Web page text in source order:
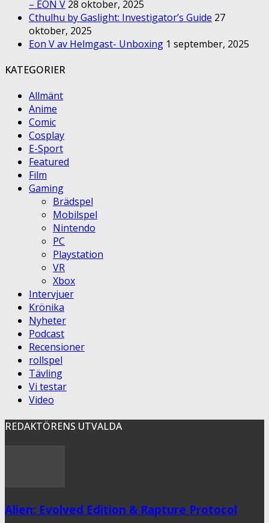
– EON V 28 oktober, 2025
Cthulhu by Gaslight: Investigator’s Guide 27
oktober, 2025
Eon V av Helmgast- Unboxing 1 september, 2025
KATEGORIER
Allmänt
Anime
Comic
Cosplay
E-Sport
Featured
Film
Gaming
Brädspel
Mobilspel
Nintendo
PC
Playstation
VR
Xbox
Intervjuer
Krönika
Nyheter
Podcast
Recensioner
rollspel
Tävling
Vi testar
Video
REDAKTÖRENS UTVALDA
Alien: Evolved Edition & Rapture Protocol